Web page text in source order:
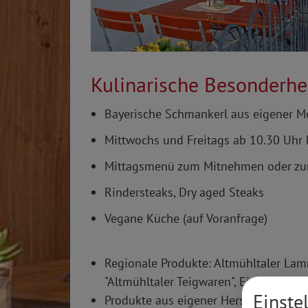
Kulinarische
Bayerische Schmankerl aus eigener
Mittwochs und Freitags ab 10.30 Uhr
Mittagsmenü zum Mitnehmen oder
Rindersteaks, Dry aged Steaks
Vegane Küche (auf Voranfrage)
Regionale Produkte: Altmühltaler
"Altmühltaler Teigwaren", Eier vom
Produkte aus eigener Herstellung: